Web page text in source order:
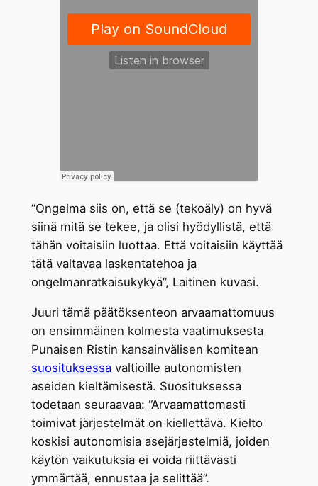
“Ongelma siis on, että se (tekoäly) on hyvä
siinä mitä se tekee, ja olisi hyödyllistä, että
tähän voitaisiin luottaa. Että voitaisiin käyttää
tätä valtavaa laskentatehoa ja
ongelmanratkaisukykyä”, Laitinen kuvasi.
Juuri tämä päätöksenteon arvaamattomuus
on ensimmäinen kolmesta vaatimuksesta
Punaisen Ristin kansainvälisen komitean
suosituksessavaltioille autonomisten
aseiden kieltämisestä. Suosituksessa
todetaan seuraavaa: “Arvaamattomasti
toimivat järjestelmät on kiellettävä. Kielto
koskisi autonomisia asejärjestelmiä, joiden
käytön vaikutuksia ei voida riittävästi
ymmärtää, ennustaa ja selittää”.